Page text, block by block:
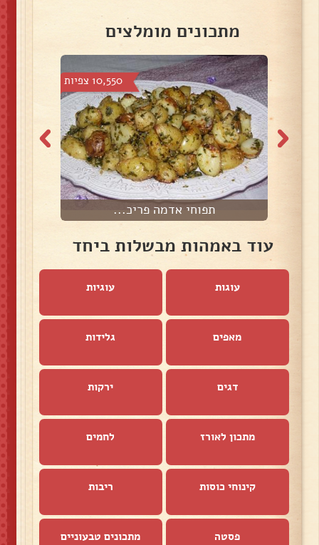
מתכונים מומלצים
10,550 צפיות
תפוחי אדמה פריכ...
עוד באמהות מבשלות ביחד
עוגות עוגיות
מאפים גלידות
דגים ירקות
מתכון לאורז לחמים
קינוחי כוסות ריבות
פסטה מתכונים טבעוניים